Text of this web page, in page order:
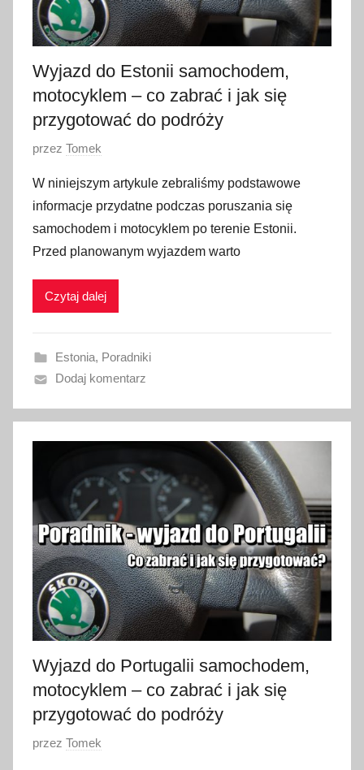
2
0
3
Wyjazd do Estonii samochodem,
motocyklem – co zabrać i jak się
przygotować do podróży
O
u
b
l
i
w
n
o
9
s
z
n
i
a
2
0
3
przez Tomek
W niniejszym artykule zebraliśmy podstawowe
informacje przydatne podczas poruszania się
samochodem i motocyklem po terenie Estonii.
Przed planowanym wyjazdem warto
Czytaj dalej
Estonia, Poradniki
Dodaj komentarz
Wyjazd do Portugalii samochodem,
motocyklem – co zabrać i jak się
przygotować do podróży
O
przez Tomek